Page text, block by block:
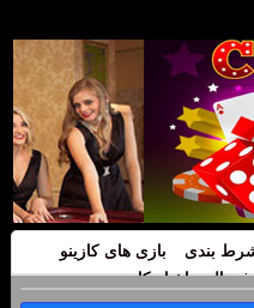
بندی
بازی های کازینو
اخبار کازینو